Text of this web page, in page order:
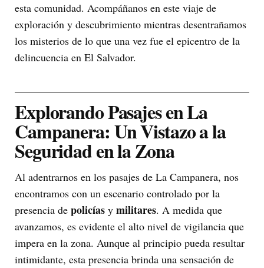
esta comunidad. Acompáñanos en este viaje de
exploración y descubrimiento mientras desentrañamos
los misterios de lo que una vez fue el epicentro de la
delincuencia en El Salvador.
Explorando Pasajes en La
Campanera: Un Vistazo a la
Seguridad en la Zona
Al adentrarnos en los pasajes de La Campanera, nos
encontramos con un escenario controlado por la
presencia de policías y militares. A medida que
avanzamos, es evidente el alto nivel de vigilancia que
impera en la zona. Aunque al principio pueda resultar
intimidante, esta presencia brinda una sensación de